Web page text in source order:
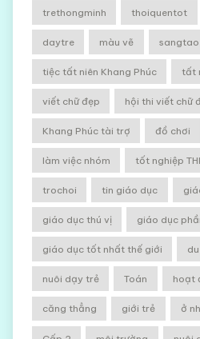
trethongminh thoiquentot
daytre màu vẽ sangtao
tiệc tất niên Khang Phúc tất
viết chữ đẹp hội thi viết chữ
Khang Phúc tài trợ đồ chơi
làm việc nhóm tốt nghiệp
trochoi tin giáo dục
giáo dục thú vị giáo dục
giáo dục tốt nhất thế giới
nuôi dạy trẻ Toán hoạt
căng thẳng giới trẻ ở